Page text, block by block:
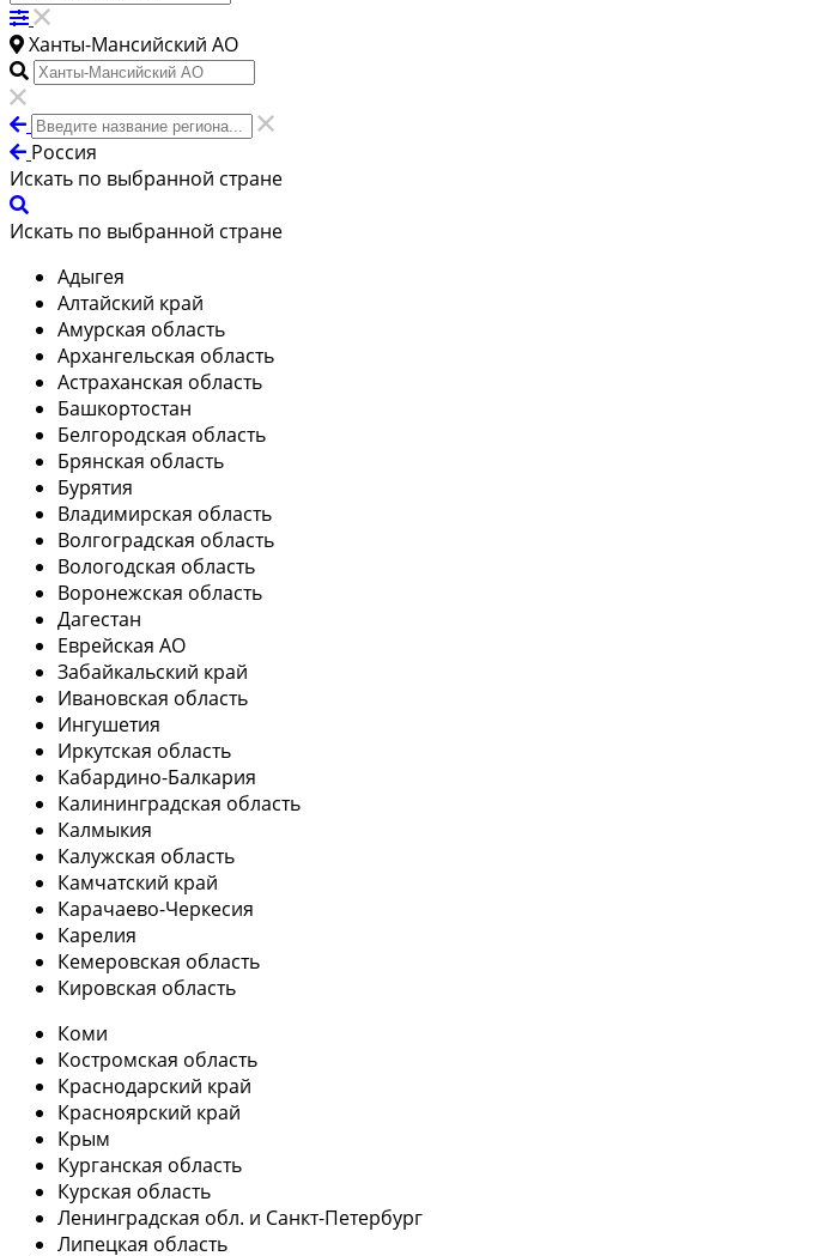
Ханты-Мансийский АО
Россия
Искать по выбранной стране
Искать по выбранной стране
Адыгея
Алтайский край
Амурская область
Архангельская область
Астраханская область
Башкортостан
Белгородская область
Брянская область
Бурятия
Владимирская область
Волгоградская область
Вологодская область
Воронежская область
Дагестан
Еврейская АО
Забайкальский край
Ивановская область
Ингушетия
Иркутская область
Кабардино-Балкария
Калининградская область
Калмыкия
Калужская область
Камчатский край
Карачаево-Черкесия
Карелия
Кемеровская область
Кировская область
Коми
Костромская область
Краснодарский край
Красноярский край
Крым
Курганская область
Курская область
Ленинградская обл. и Санкт-Петербург
Липецкая область